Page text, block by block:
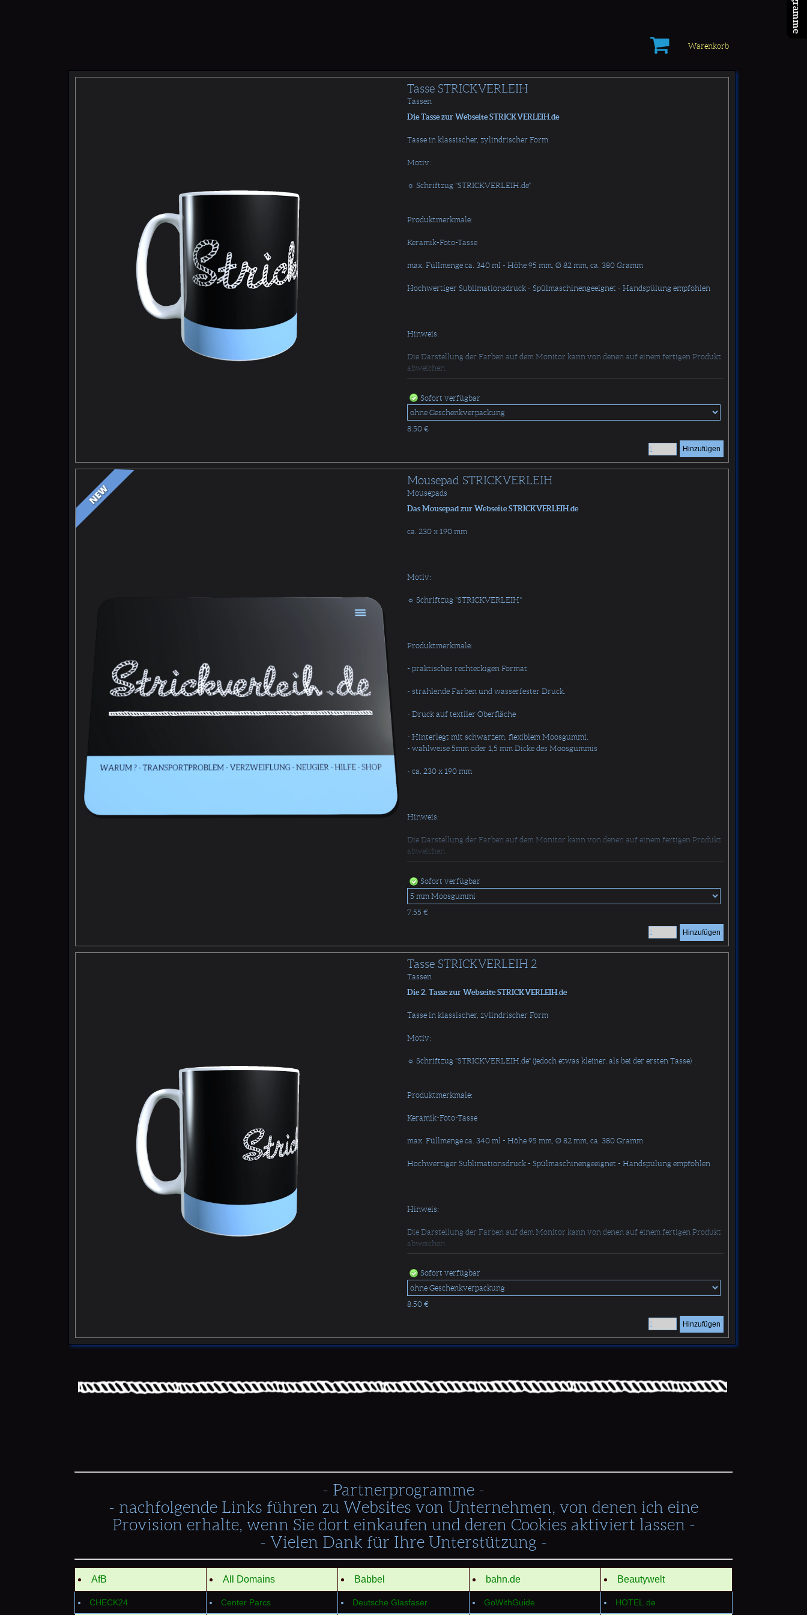
Warenkorb
Tasse STRICKVERLEIH
Tassen
Die Tasse zur Webseite STRICKVERLEIH.de
Tasse in klassischer, zylindrischer Form
Motiv:
☼ Schriftzug "STRICKVERLEIH.de"
Produktmerkmale:
Keramik-Foto-Tasse
max. Füllmenge ca. 340 ml - Höhe 95 mm, Ø 82 mm, ca. 380 Gramm
Hochwertiger Sublimationsdruck - Spülmaschinengeeignet - Handspülung empfohlen
Hinweis:
Die Darstellung der Farben auf dem Monitor kann von denen auf einem fertigen Produkt
abweichen.
Sofort verfügbar
8.50 €
Hinzufügen
Mousepad STRICKVERLEIH
Mousepads
Das Mousepad zur Webseite STRICKVERLEIH.de
ca. 230 x 190 mm
Motiv:
☼ Schriftzug "STRICKVERLEIH"
Produktmerkmale:
- praktisches rechteckigen Format
- strahlende Farben und wasserfester Druck.
- Druck auf textiler Oberfläche
- Hinterlegt mit schwarzem, flexiblem Moosgummi.
- wahlweise 5mm oder 1,5 mm Dicke des Moosgummis
- ca. 230 x 190 mm
Hinweis:
Die Darstellung der Farben auf dem Monitor kann von denen auf einem fertigen Produkt
abweichen.
Sofort verfügbar
7.55 €
Hinzufügen
Tasse STRICKVERLEIH 2
Tassen
Die 2. Tasse zur Webseite STRICKVERLEIH.de
Tasse in klassischer, zylindrischer Form
Motiv:
☼ Schriftzug "STRICKVERLEIH.de" (jedoch etwas kleiner, als bei der ersten Tasse)
Produktmerkmale:
Keramik-Foto-Tasse
max. Füllmenge ca. 340 ml - Höhe 95 mm, Ø 82 mm, ca. 380 Gramm
Hochwertiger Sublimationsdruck - Spülmaschinengeeignet - Handspülung empfohlen
Hinweis:
Die Darstellung der Farben auf dem Monitor kann von denen auf einem fertigen Produkt
abweichen.
Sofort verfügbar
8.50 €
Hinzufügen
- Partnerprogramme -
- nachfolgende Links führen zu Websites von Unternehmen, von denen ich eine
Provision erhalte, wenn Sie dort einkaufen und deren Cookies aktiviert lassen -
- Vielen Dank für Ihre Unterstützung -
AfB All Domains Babbel bahn.de Beautywelt
CHECK24 Center Parcs Deutsche Glasfaser GoWithGuide HOTEL.de